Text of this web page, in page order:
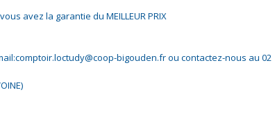
avez la garantie du MEILLEUR PRIX
bigouden.fr ou contactez-nous au 02